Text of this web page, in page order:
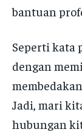
bantuan
Seperti kata
dengan
Jadi, mari
hubungan